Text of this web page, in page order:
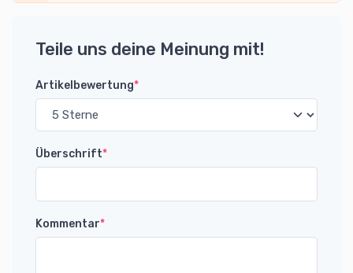
Teile uns deine Meinung mit!
Artikelbewertung*
Überschrift*
Kommentar*